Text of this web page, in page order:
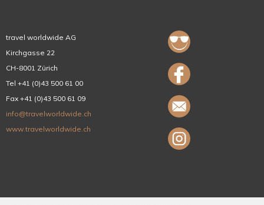
travel worldwide AG
Kirchgasse 22
CH-8001 Zürich
Tel +41 (0)43 500 61 00
Fax +41 (0)43 500 61 09
info@travelworldwide.ch
www.travelworldwide.ch